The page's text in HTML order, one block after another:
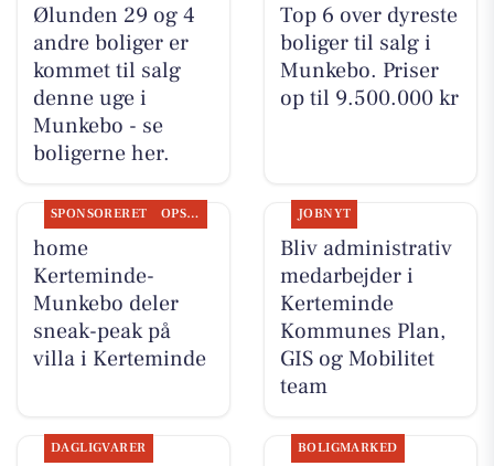
Ølunden 29 og 4
andre boliger er
kommet til salg
denne uge i
Munkebo - se
boligerne her.
Top 6 over dyreste
boliger til salg i
Munkebo. Priser
op til 9.500.000 kr
SPONSORERET OPSLAGSTAVLEN
home
Kerteminde-
Munkebo deler
sneak-peak på
villa i Kerteminde
JOBNYT
Bliv administrativ
medarbejder i
Kerteminde
Kommunes Plan,
GIS og Mobilitet
team
DAGLIGVARER BOLIGMARKED